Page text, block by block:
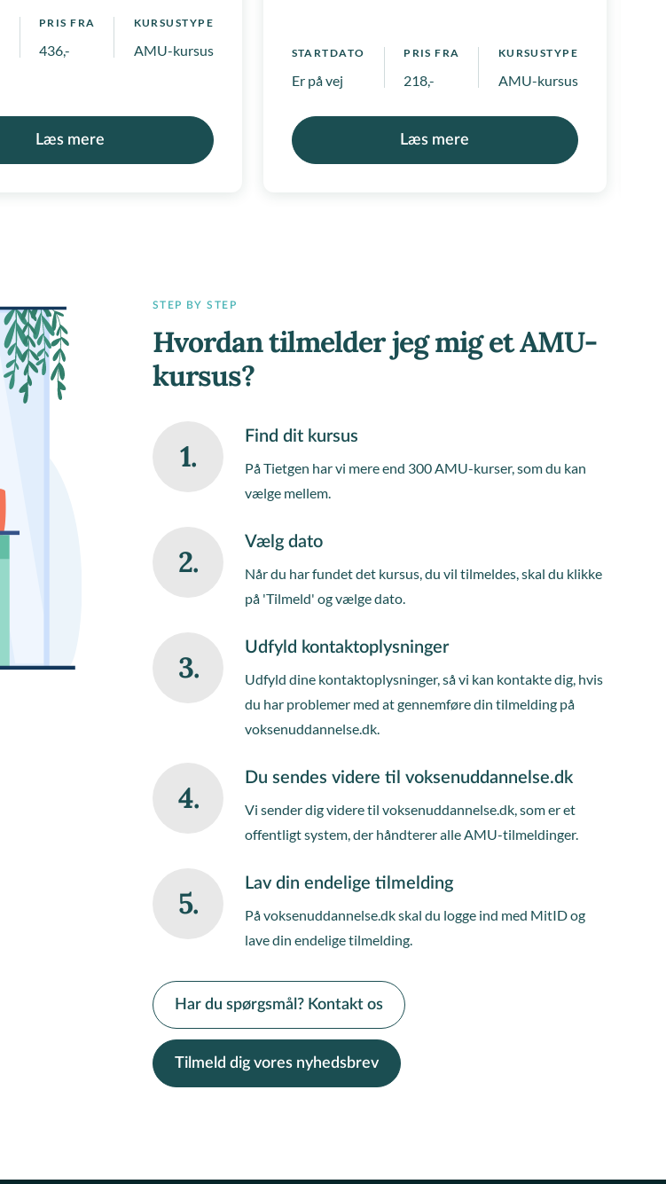
PRIS FRA
436,-
KURSUSTYPE
AMU-kursus, Regionale positivlister
Læs mere
STARTDATO
Er på vej
PRIS FRA
218,-
KURSUSTYPE
AMU-kursus
Læs mere
STEP BY STEP
Hvordan tilmelder jeg mig et AMU-
kursus?
1.
Find dit kursus
På Tietgen har vi mere end 300 AMU-kurser, som du kan
vælge mellem.
2.
Vælg dato
Når du har fundet det kursus, du vil tilmeldes, skal du klikke
på 'Tilmeld' og vælge dato.
3.
Udfyld kontaktoplysninger
Udfyld dine kontaktoplysninger, så vi kan kontakte dig, hvis
du har problemer med at gennemføre din tilmelding på
voksenuddannelse.dk.
4.
Du sendes videre til voksenuddannelse.dk
Vi sender dig videre til voksenuddannelse.dk, som er et
offentligt system, der håndterer alle AMU-tilmeldinger.
5.
Lav din endelige tilmelding
På voksenuddannelse.dk skal du logge ind med MitID og
lave din endelige tilmelding.
Har du spørgsmål? Kontakt os
Tilmeld dig vores nyhedsbrev